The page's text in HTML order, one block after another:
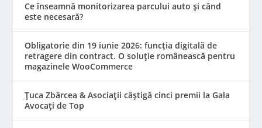
Ce înseamnă monitorizarea parcului auto și când
este necesară?
Obligatorie din 19 iunie 2026: funcția digitală de
retragere din contract. O soluție românească pentru
magazinele WooCommerce
Țuca Zbârcea & Asociații câștigă cinci premii la Gala
Avocați de Top